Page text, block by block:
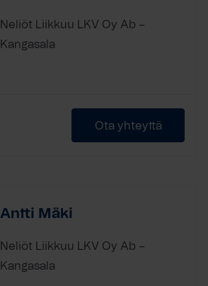
Neliöt Liikkuu LKV Oy Ab –
Kangasala
Ota yhteyttä
Antti Mäki
Neliöt Liikkuu LKV Oy Ab –
Kangasala